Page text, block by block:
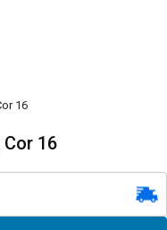
16
16